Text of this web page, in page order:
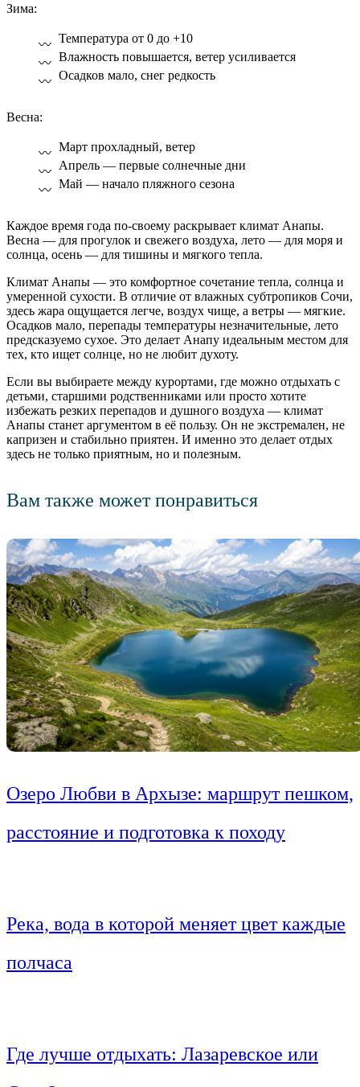
Зима:
Температура от 0 до +10
Влажность повышается, ветер усиливается
Осадков мало, снег редкость
Весна:
Март прохладный, ветер
Апрель — первые солнечные дни
Май — начало пляжного сезона
Каждое время года по-своему раскрывает климат Анапы.
Весна — для прогулок и свежего воздуха, лето — для моря и
солнца, осень — для тишины и мягкого тепла.
Климат Анапы — это комфортное сочетание тепла, солнца и
умеренной сухости. В отличие от влажных субтропиков Сочи,
здесь жара ощущается легче, воздух чище, а ветры — мягкие.
Осадков мало, перепады температуры незначительные, лето
предсказуемо сухое. Это делает Анапу идеальным местом для
тех, кто ищет солнце, но не любит духоту.
Если вы выбираете между курортами, где можно отдыхать с
детьми, старшими родственниками или просто хотите
избежать резких перепадов и душного воздуха — климат
Анапы станет аргументом в её пользу. Он не экстремален, не
капризен и стабильно приятен. И именно это делает отдых
здесь не только приятным, но и полезным.
Вам также может понравиться
Озеро Любви в Архызе: маршрут пешком,
расстояние и подготовка к походу
Река, вода в которой меняет цвет каждые
полчаса
Где лучше отдыхать: Лазаревское или